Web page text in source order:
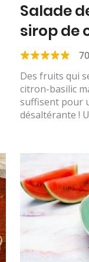
Salade
sirop de
Des fruits qui
citron-basilic
suffisent pour
désaltérante !